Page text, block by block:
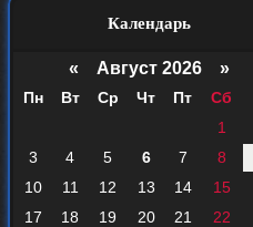
Календарь
« Август 2026 »
Пн Вт Ср Чт Пт Сб
1
3
4 5 6 7 8
10
11 12 13 14 15
17
18 19 20 21 22